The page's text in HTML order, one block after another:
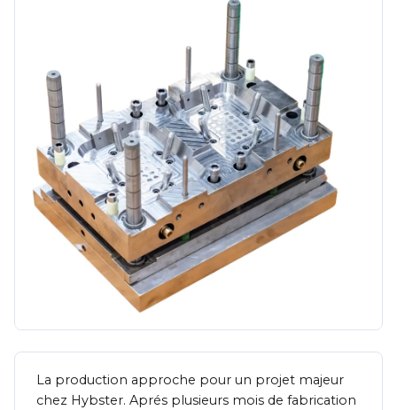
La production approche pour un projet majeur
chez Hybster. Aprés plusieurs mois de fabrication